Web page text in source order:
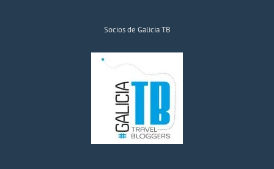
Socios de Galicia TB